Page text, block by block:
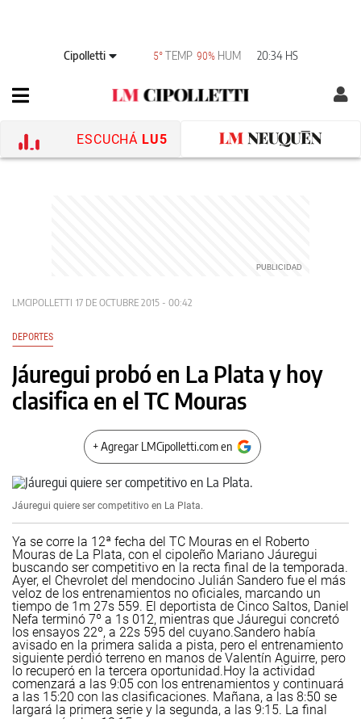
Cipolletti 5° TEMP 90% HUM 20:34 HS
ESCUCHÁ LU5
LMCIPOLLETTI 17 DE OCTUBRE 2015 - 00:42
DEPORTES
Jáuregui probó en La Plata y hoy
clasifica en el TC Mouras
+ Agregar LMCipolletti.com en
Jáuregui quiere ser competitivo en La Plata.
Ya se corre la 12ª fecha del TC Mouras en el Roberto
Mouras de La Plata, con el cipoleño Mariano Jáuregui
buscando ser competitivo en la recta final de la temporada.
Ayer, el Chevrolet del mendocino Julián Sandero fue el más
veloz de los entrenamientos no oficiales, marcando un
tiempo de 1m 27s 559. El deportista de Cinco Saltos, Daniel
Nefa terminó 7º a 1s 012, mientras que Jáuregui concretó
los ensayos 22º, a 22s 595 del cuyano.Sandero había
avisado en la primera salida a pista, pero el entrenamiento
siguiente perdió terreno en manos de Valentín Aguirre, pero
lo recuperó en la tercera oportunidad.Hoy la actividad
comenzará a las 9:05 con los entrenamientos y continuará
a las 15:20 con las clasificaciones. Mañana, a las 8:50 se
largará la primera serie y la segunda, a las 9:15. La final